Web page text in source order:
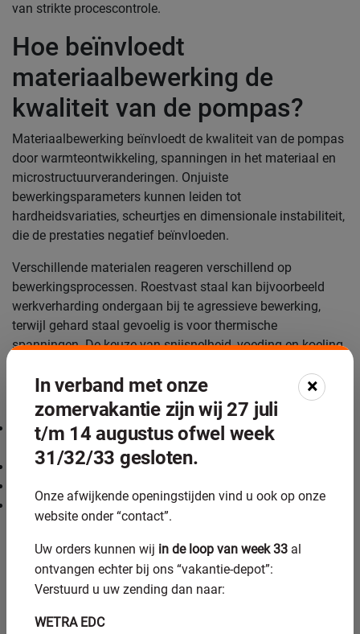
van strikte procescontrole.
Hoe beïnvloedt
materiaalbewerking de
kwaliteit van de pompas?
Materiaalbewerking beïnvloedt de kwaliteit van de pompas
door warmteontwikkeling, spanningen in het materiaal en
microstructuurveranderingen. Onjuiste
bewerkingsparameters kunnen leiden tot
hardheidsvariaties, scheurtjes en dimensionale instabiliteit,
die de prestaties negatief beïnvloeden.
Verschillende materialen reageren verschillend op
bewerkingsprocessen. Roestvast staal kan bijvoorbeeld
werkverharding ondergaan bij te agressieve bewerking,
terwijl gehard staal gevoelig is voor thermische
spanningen. De keuze van snijsnelheid, voeding en koeling
Belangrijke aandachtspunten bij materiaalbewerking zijn:
temperatuurbeheersing om thermische spanningen te
voorkomen
juiste snijsnelheden om werkverharding te minimaliseren
geleidelijke materiaalafname om scheurtjes te voorkomen
legeringen, zijn vaak gespecialiseerde
bewerkingsmethoden zoalsprecisieslijpennoodzakelijk om
de gewenste kwaliteit te bereiken zonder het materiaal te
beschadigen.
In verband met onze
zomervakantie zijn wij 27 juli
t/m 14 augustus ofwel week
31/32/33 gesloten.
×
Onze afwijkende openingstijden vind u ook op onze
website onder “contact”.
Uw orders kunnen wij in de loop van week 33 al
ontvangen echter bij ons “vakantie-depot”:
Verstuurd u uw zending dan naar:
WETRA EDC